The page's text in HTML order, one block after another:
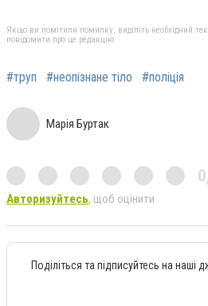
Якщо ви помітили помилку, виділіть необхідний
повідомити про це редакцію
#труп #неопізнане тіло #поліція
Марія Буртак
Авторизуйтесь, щоб оцінити
Поділіться та підписуйтесь на наші